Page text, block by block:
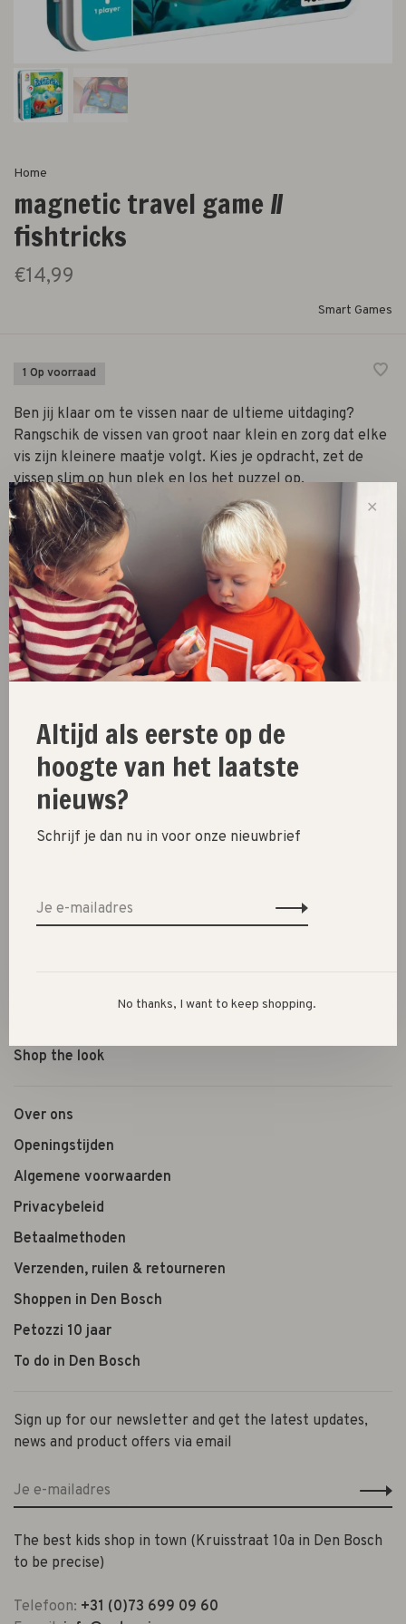
Home
magnetic travel game //
fishtricks
€14,99
Smart Games
1 Op voorraad
Ben jij klaar om te vissen naar de ultieme uitdaging?
Rangschik de vissen van groot naar klein en zorg dat elke
vis zijn kleinere maatje volgt. Kies je opdracht, zet de
vissen slim op hun plek en los het puzzel op.
Aantal: -
Toevoegen aan winkelwagen
Size guide
Deel dit product:
New
SALE 60%
Shop the look
Over ons
Openingstijden
Algemene voorwaarden
Privacybeleid
Betaalmethoden
Verzenden, ruilen & retourneren
Shoppen in Den Bosch
Petozzi 10 jaar
To do in Den Bosch
Sign up for our newsletter and get the latest updates,
news and product offers via email
The best kids shop in town (Kruisstraat 10a in Den Bosch
to be precise)
Telefoon: +31 (0)73 699 09 60
✕
Altijd als eerste op de
hoogte van het laatste
nieuws?
Schrijf je dan nu in voor onze nieuwbrief
No thanks, I want to keep shopping.